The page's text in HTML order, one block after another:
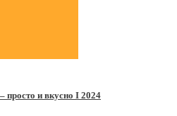
и вкусно Ι 2024